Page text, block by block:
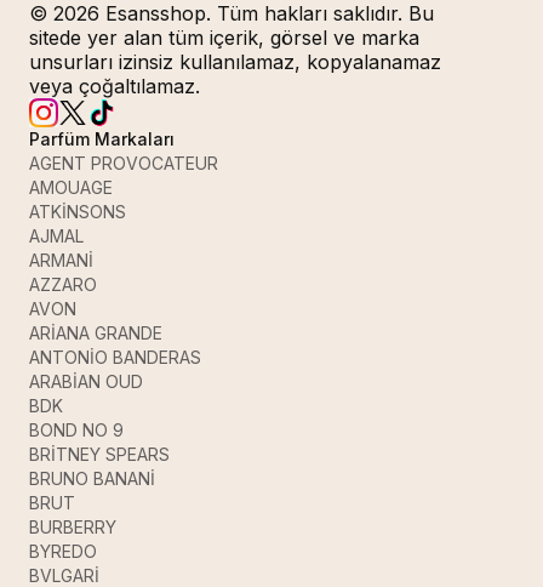
© 2026 Esansshop. Tüm hakları saklıdır. Bu
sitede yer alan tüm içerik, görsel ve marka
unsurları izinsiz kullanılamaz, kopyalanamaz
veya çoğaltılamaz.
Parfüm Markaları
AGENT PROVOCATEUR
AMOUAGE
ATKİNSONS
AJMAL
ARMANİ
AZZARO
AVON
ARİANA GRANDE
ANTONİO BANDERAS
ARABİAN OUD
BDK
BOND NO 9
BRİTNEY SPEARS
BRUNO BANANİ
BRUT
BURBERRY
BYREDO
BVLGARİ